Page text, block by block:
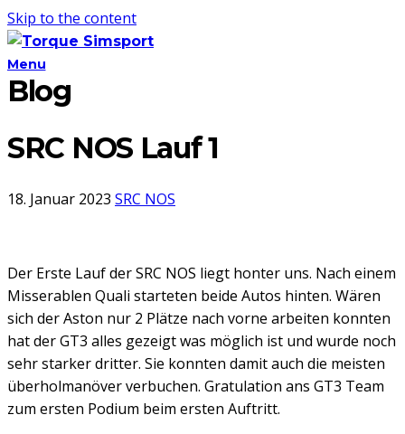
Skip to the content
Menu
Blog
SRC NOS Lauf 1
18. Januar 2023 SRC NOS
Der Erste Lauf der SRC NOS liegt honter uns. Nach einem
Misserablen Quali starteten beide Autos hinten. Wären
sich der Aston nur 2 Plätze nach vorne arbeiten konnten
hat der GT3 alles gezeigt was möglich ist und wurde noch
sehr starker dritter. Sie konnten damit auch die meisten
überholmanöver verbuchen. Gratulation ans GT3 Team
zum ersten Podium beim ersten Auftritt.